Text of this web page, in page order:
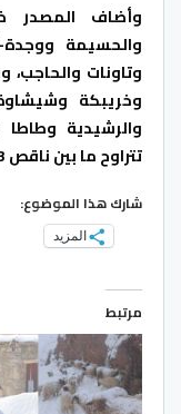
وأضاف المصدر
والحسيمة
وتاونات
وخريبكة
والرشيدية وطاطا
تتراوح ما بين ناقص 3 و 2 درجات، وعليا ما بين 14 و19 درجة.
شارك هذا الموضوع:
المزيد
مرتبط